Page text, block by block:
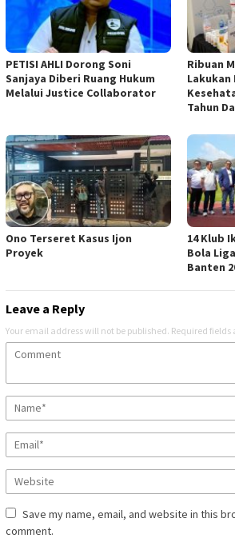
PETISI AHLI Dorong Soni
Sanjaya Diberi Ruang Hukum
Melalui Justice Collaborator
Ribuan
Lakukan
Tahun
Ono Terseret Kasus Ijon
Proyek
14 Klub
Bola
Banten
Leave a Reply
Your email address will not be published. Required fields
Save my name, email, and website in this
comment.